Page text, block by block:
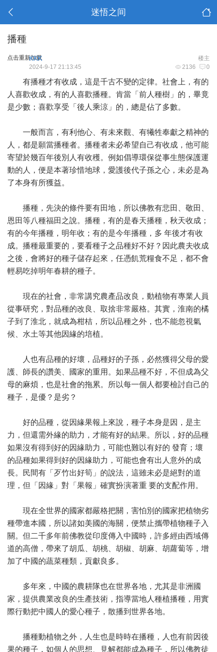
迷悟之间
播種
点击重新加载 楼主
KKK
2136 0
2024-9-17 21:13:45
有播種才有收成，這是千古不變的定律。社會上，有的
人喜歡收成，有的人喜歡播種。肯當「前人種樹」的，畢竟
是少數；喜歡享受「後人乘涼」的，總是佔了多數。
一般而言，有利他心、有未來觀、有犧牲奉獻之精神的
人，都是願當播種者。播種者未必希望自己有收成，他可能
寄望於幾百年後別人有收穫。例如倡導環保從事生態保護運
動的人，便是本著珍惜地球，愛護後代子孫之心，未必是為
了本身有所獲益。
播種，先決的條件要有田地，所以佛教有悲田、敬田、
恩田等八種福田之說。播種，有的是春天播種，秋天收成；
有的今年播種，明年收；有的是今年播種，多 年後才有收
成。播種最重要的，要看種子之品種好不好？因此農夫收成
之後，會將好的種子儲存起來，任憑飢荒糧食不足，都不會
輕易吃掉明年春耕的種子。
現在的社會，非常講究農產品改良，動植物有專業人員
從事研究，對品種的改良、取捨非常嚴格。其實，淮南的橘
子到了淮北，就成為柑桔，所以品種之外，也不能忽視氣
候、水土等其他因緣的培植。
人也有品種的好壞，品種好的子孫，必然獲得父母的愛
護、師長的讚美、國家的重用。如果品種不好，不但成為父
母的麻煩，也是社會的拖累。所以每一個人都要檢討自己的
種子，是優？是劣？
好的品種，從因緣果報上來說，種子本身是因，是主
力，但還需外緣的助力，才能有好的結果。所以，好的品種
如果沒有得到好的因緣助力，可能也難以有好的 發育；壞
的品種如果得到好的因緣助力，可能也會有出人意外的成
長。民間有「歹竹出好筍」的說法，這雖未必是絕對的道
理，但「因緣」對「果報」確實扮演著重 要的支配作用。
現在全世界的國家都嚴格把關，害怕別的國家把植物劣
種帶進本國，所以諸如美國的海關，便禁止攜帶植物種子入
關。但二千多年前佛教從印度傳入中國時，許多經由西域傳
道的高僧，帶來了胡瓜、胡桃、胡椒、胡麻、胡蘿蔔等，增
加了中國的蔬菜種類，貢獻良多。
多年來，中國的農耕隊也在世界各地，尤其是非洲國
家，提供農業改良的生產技術，指導當地人種植播種，用實
際行動把中國人的愛心種子，散播到世界各地。
播種動植物之外，人生也是時時在播種，人也有前因後
果的種子，如個人的思想、見解都能成為種子，所以佛教徒